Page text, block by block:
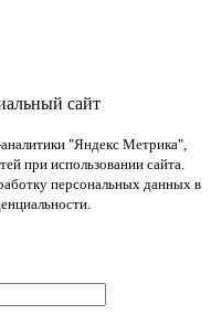
сайт
"Яндекс Метрика",
при использовании сайта.
персональных данных в